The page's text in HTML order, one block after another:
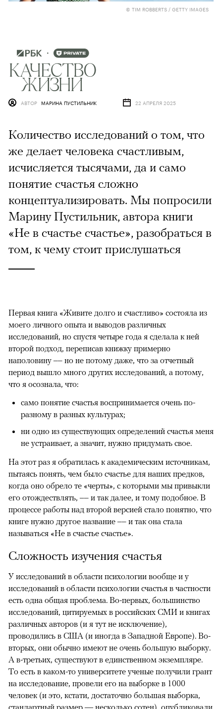
© TIM ROBBERTS / GETTY IMAGES
АВТОР МАРИНА ПУСТИЛЬНИК 22 АПРЕЛЯ 2025
Количество исследований о том, что
же делает человека счастливым,
исчисляется тысячами, да и само
понятие счастья сложно
концептуализировать. Мы попросили
Марину Пустильник, автора книги
«Не в счастье счастье», разобраться в
том, к чему стоит прислушаться
Первая книга «Живите долго и счастливо» состояла из
моего личного опыта и выводов различных
исследований, но спустя четыре года я сделала к ней
второй подход, переписав книжку примерно
наполовину –– но не потому даже, что за отчетный
период вышло много других исследований, а потому,
что я осознала, что:
само понятие счастья воспринимается очень по-
разному в разных культурах;
ни одно из существующих определений счастья меня
не устраивает, а значит, нужно придумать свое.
На этот раз я обратилась к академическим источникам,
пытаясь понять, чем было счастье для наших предков,
когда оно обрело те «черты», с которыми мы привыкли
его отождествлять, –– и так далее, и тому подобное. В
процессе работы над второй версией стало понятно, что
книге нужно другое название –– и так она стала
называться «Не в счастье счастье».
Сложность изучения счастья
У исследований в области психологии вообще и у
исследований в области психологии счастья в частности
есть одна общая проблема. Во-первых, большинство
исследований, цитируемых в российских СМИ и книгах
различных авторов (и я тут не исключение),
проводились в США (и иногда в Западной Европе). Во-
вторых, они обычно имеют не очень большую выборку.
А в-третьих, существуют в единственном экземпляре.
То есть в каком-то университете ученые получили грант
на исследование, провели его на выборке в 1000
человек (и это, кстати, достаточно большая выборка,